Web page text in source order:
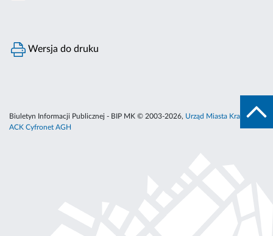
Wersja do druku
Biuletyn Informacji Publicznej - BIP MK © 2003-2026, Urząd Miasta Krakowa
ACK Cyfronet AGH